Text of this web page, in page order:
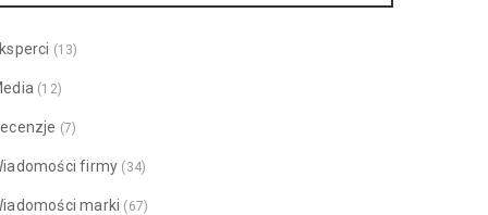
(13)
(12)
(7)
firmy (34)
marki (67)